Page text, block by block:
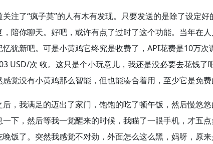
注了“疯子莫”的人有木有发现。只要发送的是除了设定好
陪你聊天。好吧，或许有点了过时了这个功能。当年在
犹新吧。可是小黄鸡它终究是收费了，API花费是10万次
USD/次 收。这只是个小玩意儿，我还是没必要去花钱了吧
觉没有小黄鸡那么智能，但也能凑合着用，至少它是免费
，我满足的迈出了家门，饱饱的吃了顿午饭，然后慢悠
下，然后等我一觉醒来的时候，我瞄了一眼手机，才五点
饭了。突然我感觉不对劲，外面怎么这么黑，妈呀，原